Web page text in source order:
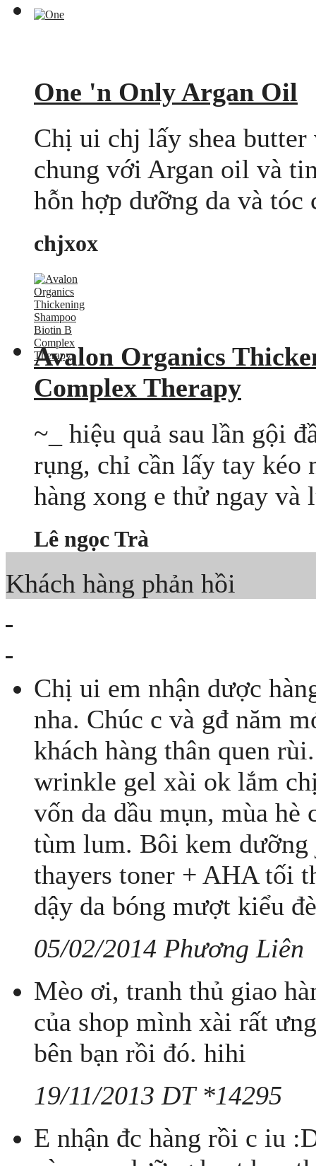
One 'n Only Argan Oil
Chị ui chj lấy shea
chung với Argan oil và
hỗn hợp dưỡng da và
chjxox
Avalon Organics
Complex Therapy
~_ hiệu quả sau lần gội
rụng, chỉ cần lấy tay kéo
hàng xong e thử ngay và
Lê ngọc Trà
Khách hàng phản hồi
Chị ui em nhận dược
nha. Chúc c và gđ năm
khách hàng thân quen
wrinkle gel xài ok lắm
vốn da dầu mụn, mùa
tùm lum. Bôi kem
thayers toner + AHA tối
dậy da bóng mượt kiểu
05/02/2014 Phương Liên
Mèo ơi, tranh thủ giao
của shop mình xài rất
bên bạn rồi đó. hihi
19/11/2013 DT *14295
E nhận đc hàng rồi c iu